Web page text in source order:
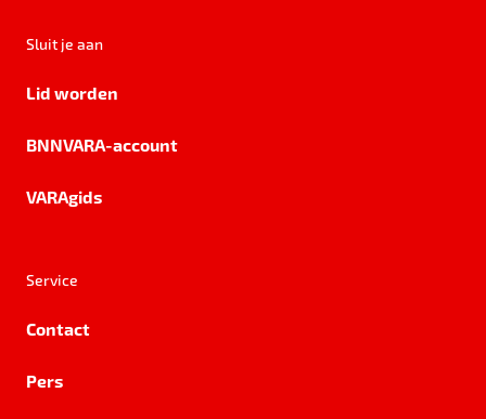
Sluit je aan
Lid worden
BNNVARA-account
VARAgids
Service
Contact
Pers